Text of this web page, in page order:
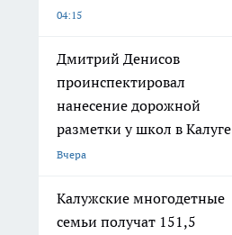
04:15
Дмитрий Денисов
проинспектировал
нанесение дорожной
разметки у школ в Калуге
Вчера
Калужские многодетные
семьи получат 151,5